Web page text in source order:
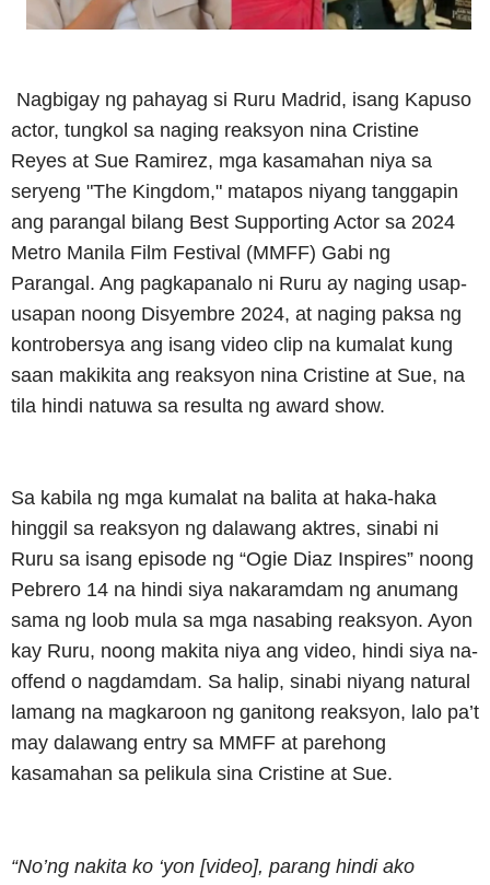
Nagbigay ng pahayag si Ruru Madrid, isang Kapuso
actor, tungkol sa naging reaksyon nina Cristine
Reyes at Sue Ramirez, mga kasamahan niya sa
seryeng "The Kingdom," matapos niyang tanggapin
ang parangal bilang Best Supporting Actor sa 2024
Metro Manila Film Festival (MMFF) Gabi ng
Parangal. Ang pagkapanalo ni Ruru ay naging usap-
usapan noong Disyembre 2024, at naging paksa ng
kontrobersya ang isang video clip na kumalat kung
saan makikita ang reaksyon nina Cristine at Sue, na
tila hindi natuwa sa resulta ng award show.
Sa kabila ng mga kumalat na balita at haka-haka
hinggil sa reaksyon ng dalawang aktres, sinabi ni
Ruru sa isang episode ng “Ogie Diaz Inspires” noong
Pebrero 14 na hindi siya nakaramdam ng anumang
sama ng loob mula sa mga nasabing reaksyon. Ayon
kay Ruru, noong makita niya ang video, hindi siya na-
offend o nagdamdam. Sa halip, sinabi niyang natural
lamang na magkaroon ng ganitong reaksyon, lalo pa’t
may dalawang entry sa MMFF at parehong
kasamahan sa pelikula sina Cristine at Sue.
“No’ng nakita ko ‘yon [video], parang hindi ako